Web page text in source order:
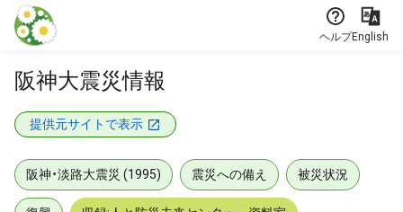
本文に飛ぶ
ヘルプEnglish
阪神大震災情報
提供元サイトで表示
阪神・淡路大震災 (1995) 震災への備え 被災状況